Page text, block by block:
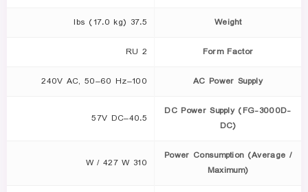
Weight
37.5 lbs (17.0 kg)
Form Factor
2 RU
AC Power Supply
100–240V AC, 50–60 Hz
DC Power Supply (FG-3000D-
DC)
40.5–57V DC
Power Consumption (Average /
Maximum)
310 W / 427 W